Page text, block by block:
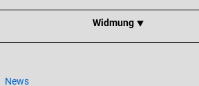
Widmung ⯆
News